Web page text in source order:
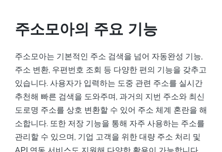
주소모아의 주요 기능
주소모아는 기본적인 주소 검색을 넘어 자동완성 기능,
주소 변환, 우편번호 조회 등 다양한 편의 기능을 갖추고
있습니다. 사용자가 입력하는 도중 관련 주소를 실시간
추천해 빠른 검색을 도와주며, 과거의 지번 주소와 최신
도로명 주소를 상호 변환할 수 있어 주소 체계 혼란을 해
소합니다. 또한 저장 기능을 통해 자주 사용하는 주소를
관리할 수 있으며, 기업 고객을 위한 대량 주소 처리 및